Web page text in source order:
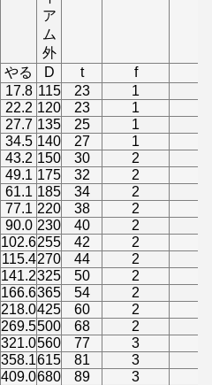
ア
ム
外
やる D t f
17.8 115 23 1
22.2 120 23 1
27.7 135 25 1
34.5 140 27 1
43.2 150 30 2
49.1 175 32 2
61.1 185 34 2
77.1 220 38 2
90.0 230 40 2
102.6255 42 2
115.4270 44 2
141.2325 50 2
166.6365 54 2
218.0425 60 2
269.5500 68 2
321.0560 77 3
358.1615 81 3
409.0680 89 3